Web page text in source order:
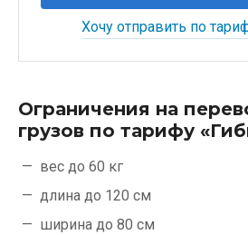
Хочу отправить по
Ограничения на
грузов по тарифу
вес до 60 кг
длина до 120 см
ширина до 80 см